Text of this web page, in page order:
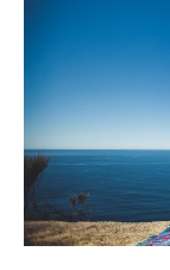
mehr
Lebensqualität